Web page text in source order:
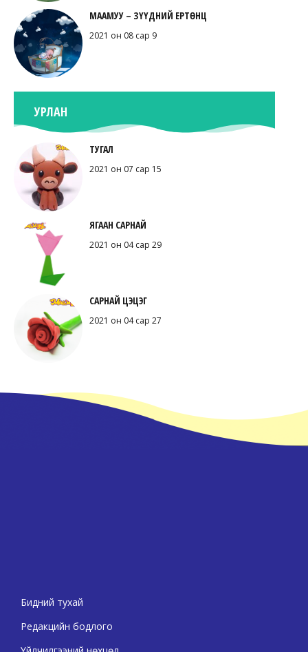
МААМУУ – ЗҮҮДНИЙ ЕРТӨНЦ
2021 он 08 сар 9
УРЛАН
ТУГАЛ
2021 он 07 сар 15
ЯГААН САРНАЙ
2021 он 04 сар 29
САРНАЙ ЦЭЦЭГ
2021 он 04 сар 27
Бидний тухай
Редакцийн бодлого